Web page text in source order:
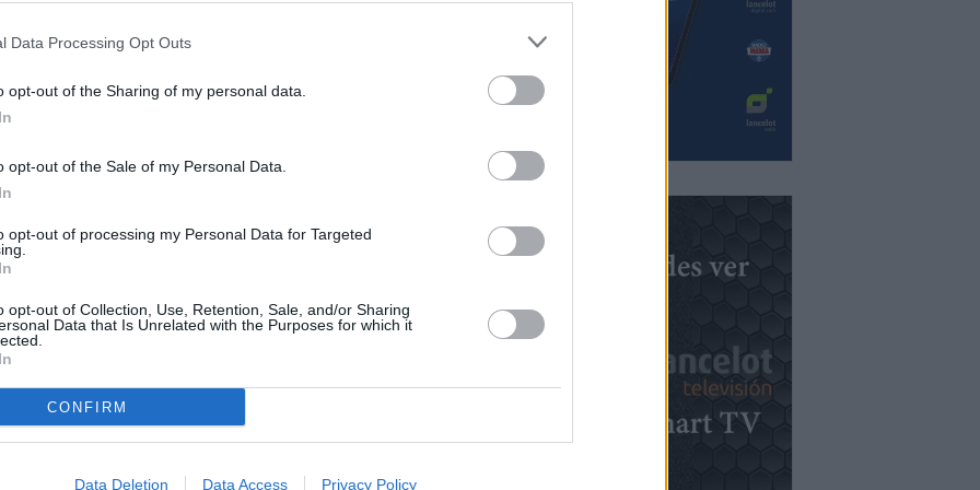
Data Processing Opt Outs
opt-out of the Sharing of my personal data.
opt-out of the Sale of my Personal Data.
opt-out of processing my Personal Data for Targeted
opt-out of Collection, Use, Retention, Sale, and/or Sharing
Data that Is Unrelated with the Purposes for which it
CONFIRM
Data Deletion Data Access Privacy Policy
Axel
lujo
El nuevo Lancia Rally2 lidera una lista de 43
inscritos con 14 Rally2 y los principales aspirantes
se
El club abre la campaña de socios para seguir
EL MAGEC TÍAS ABRE LA LIGA CON DERBI CANARIO